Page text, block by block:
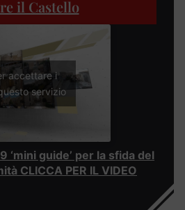
il Castello
accettare i
servizio
‘mini guide’ per la sfida del
CLICCA PER IL VIDEO